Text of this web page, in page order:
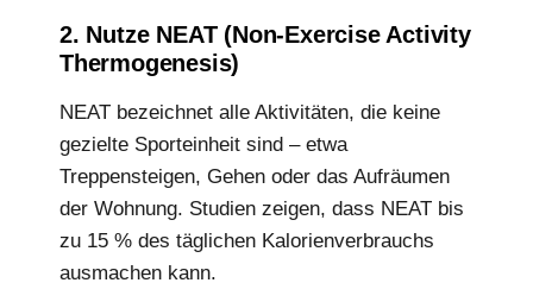
2. Nutze NEAT (Non-Exercise Activity
Thermogenesis)
NEAT bezeichnet alle Aktivitäten, die keine
gezielte Sporteinheit sind – etwa
Treppensteigen, Gehen oder das Aufräumen
der Wohnung. Studien zeigen, dass NEAT bis
zu 15 % des täglichen Kalorienverbrauchs
ausmachen kann.